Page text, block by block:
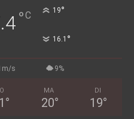
°C 19°
16.1 °
s 9%
°
MA
20°
DI
19°